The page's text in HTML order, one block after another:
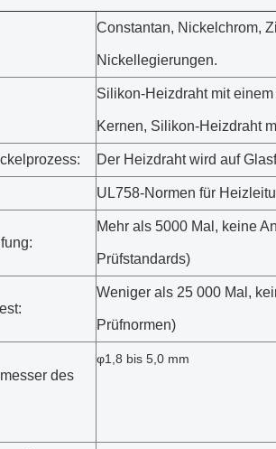
Constantan, Nickelchrom,
Nickellegierungen.
Silikon-Heizdraht mit
Kernen, Silikon-Heizdraht
Der Heizdraht wird auf
UL758-Normen für
Mehr als 5000 Mal, keine
Prüfstandards)
Weniger als 25 000 Mal,
Prüfnormen)
des
φ1,8 bis 5,0 mm